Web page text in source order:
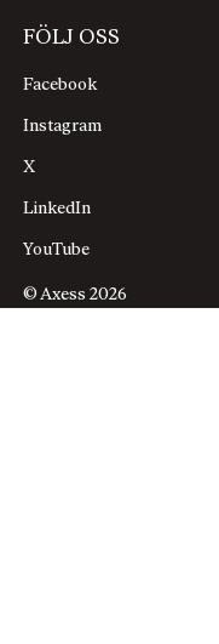
FÖLJ OSS
Facebook
Instagram
X
LinkedIn
YouTube
© Axess 2026